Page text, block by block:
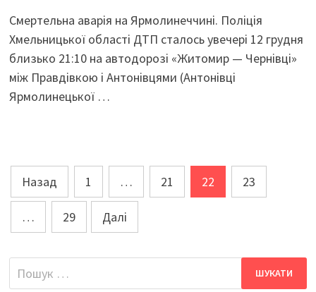
Смертельна аварія на Ярмолинеччині. Поліція
Хмельницької області ДТП сталось увечері 12 грудня
близько 21:10 на автодорозі «Житомир — Чернівці»
між Правдівкою і Антонівцями (Антонівці
Ярмолинецької …
Пагінація
записів
Назад 1 … 21 22 23
… 29 Далі
Пошук: